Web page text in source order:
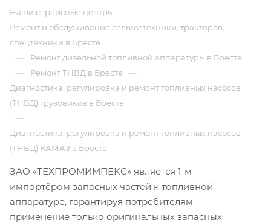
Наши сервисные центры —
Ремонт и обслуживание сельхозтехники, тракторов,
спецтехники в Бресте
— Ремонт дизельной топливной аппаратуры в Бресте
— Ремонт ТНВД в Бресте —
Диагностика, регулировка и ремонт топливных насосов
(ТНВД) грузовиков в Бресте
—
Диагностика, регулировка и ремонт топливных насосов
(ТНВД) КАМАЗ в Бресте
ЗАО «ТЕХПРОМИМПЕКС» является 1-м
импортёром запасных частей к топливной
аппаратуре, гарантируя потребителям
применение только оригинальных запасных